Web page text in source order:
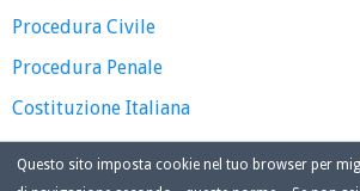
Procedura Civile
Procedura Penale
Costituzione Italiana
Questo sito imposta cookie nel tuo browser per